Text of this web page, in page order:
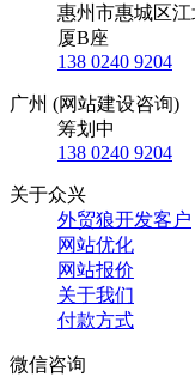
惠州市惠城区
厦B座
138 0240 9204
广州 (网站建设咨询)
筹划中
138 0240 9204
关于众兴
外贸狼开发客户
网站优化
网站报价
关于我们
付款方式
微信咨询